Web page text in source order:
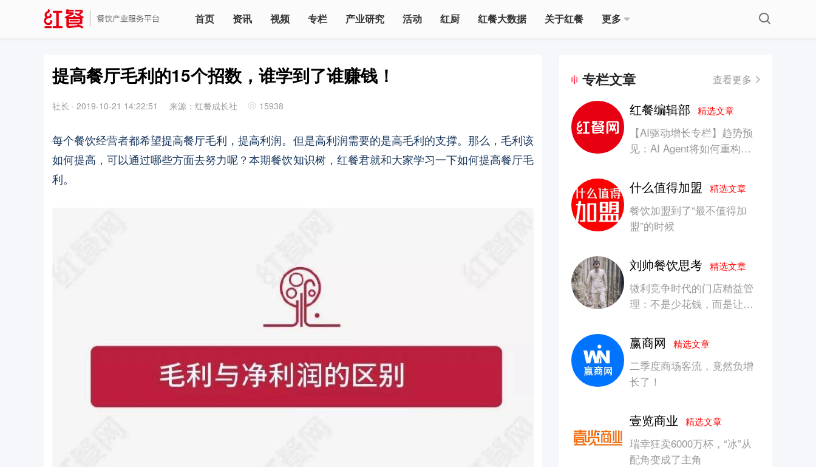
首页 资讯 视频 专栏 产业研究 活动 红厨 红餐大数据 关于红餐 更多
提高餐厅毛利的15个招数，谁学到了谁赚钱！
社长 · 2019-10-21 14:22:51 来源：红餐成长社 15938
每个餐饮经营者都希望提高餐厅毛利，提高利润。但是高利润需要的是高毛利的支撑。那么，毛利该
如何提高，可以通过哪些方面去努力呢？本期餐饮知识树，红餐君就和大家学习一下如何提高餐厅毛
利。
专栏文章 查看更多
红餐编辑部精选文章
【AI驱动增长专栏】趋势预
见：AI Agent将如何重构消
什么值得加盟精选文章
餐饮加盟到了“最不值得加
盟”的时候
刘帅餐饮思考精选文章
微利竞争时代的门店精益管
理：不是少花钱，而是让每
赢商网精选文章
二季度商场客流，竟然负增
长了！
壹览商业精选文章
瑞幸狂卖6000万杯，“冰”从
配角变成了主角